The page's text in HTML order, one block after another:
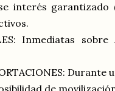
interés
Inmediatas
Durante
de